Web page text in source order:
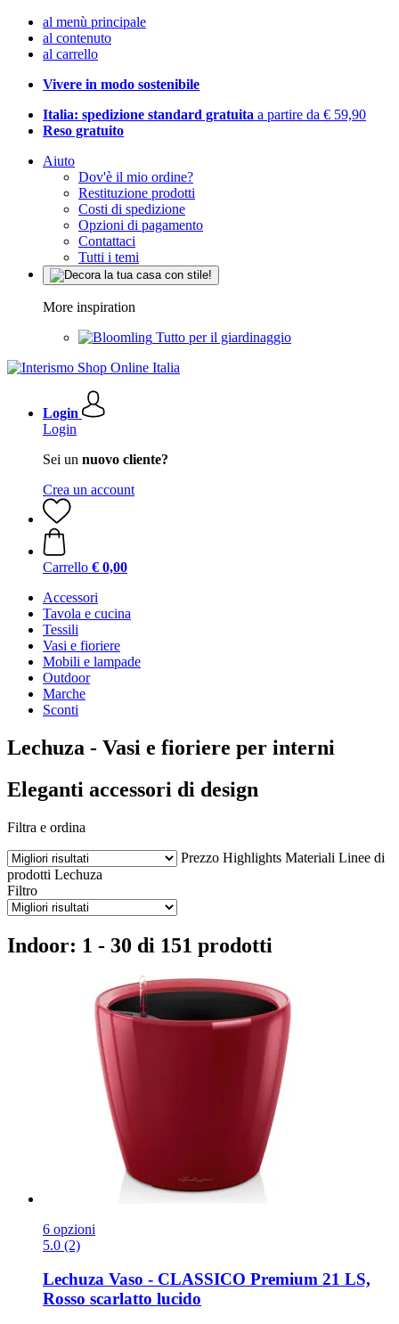
al menù principale
al contenuto
al carrello
Vivere in modo sostenibile
Italia: spedizione standard gratuita a partire da € 59,90
Reso gratuito
Aiuto
Dov'è il mio ordine?
Restituzione prodotti
Costi di spedizione
Opzioni di pagamento
Contattaci
Tutti i temi
More inspiration
Tutto per il giardinaggio
Login
Login
Sei un nuovo cliente?
Crea un account
Carrello € 0,00
Accessori
Tavola e cucina
Tessili
Vasi e fioriere
Mobili e lampade
Outdoor
Marche
Sconti
Lechuza - Vasi e fioriere per interni
Eleganti accessori di design
Filtra e ordina
Prezzo Highlights Materiali Linee di
prodotti Lechuza
Filtro
Indoor: 1 - 30 di 151 prodotti
6 opzioni
5.0 (2)
Lechuza Vaso -​ CLASSICO Premium 21 LS,
Rosso scarlatto lucido